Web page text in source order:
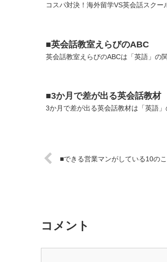
コスパ対決！海外留学VS英会話スク
■英会話教室えらびのABC
英会話教室えらびのABCは「英語」の
■3か月で差が出る英会話教材
3か月で差が出る英会話教材は「英語
■できる営業マンがしている10のこ
コメント